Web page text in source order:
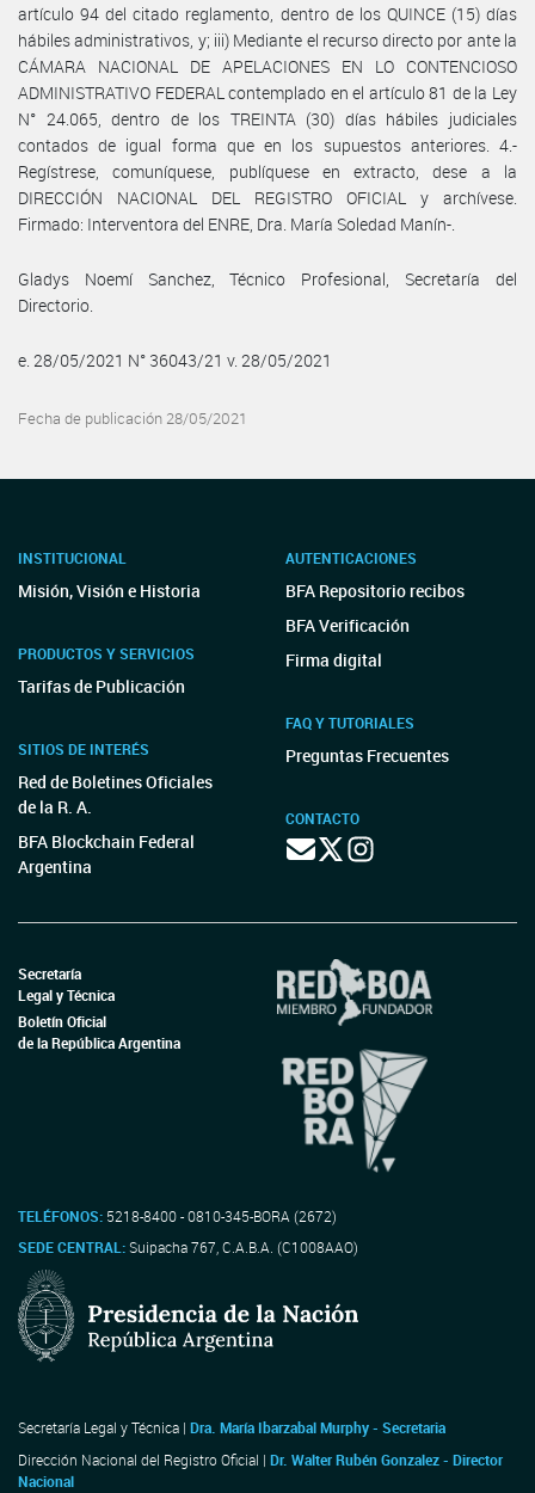
artículo 94 del citado reglamento, dentro de los QUINCE (15) días
hábiles administrativos, y; iii) Mediante el recurso directo por ante la
CÁMARA NACIONAL DE APELACIONES EN LO CONTENCIOSO
ADMINISTRATIVO FEDERAL contemplado en el artículo 81 de la Ley
N° 24.065, dentro de los TREINTA (30) días hábiles judiciales
contados de igual forma que en los supuestos anteriores. 4.-
Regístrese, comuníquese, publíquese en extracto, dese a la
DIRECCIÓN NACIONAL DEL REGISTRO OFICIAL y archívese.
Firmado: Interventora del ENRE, Dra. María Soledad Manín-.
Gladys Noemí Sanchez, Técnico Profesional, Secretaría del
Directorio.
e. 28/05/2021 N° 36043/21 v. 28/05/2021
Fecha de publicación 28/05/2021
INSTITUCIONAL
Misión, Visión e Historia
PRODUCTOS Y SERVICIOS
Tarifas de Publicación
SITIOS DE INTERÉS
Red de Boletines Oficiales
de la R. A.
BFA Blockchain Federal
Argentina
AUTENTICACIONES
BFA Repositorio recibos
BFA Verificación
Firma digital
FAQ Y TUTORIALES
Preguntas Frecuentes
CONTACTO
Secretaría
Legal y Técnica
Boletín Oficial
de la República Argentina
TELÉFONOS: 5218-8400 - 0810-345-BORA (2672)
SEDE CENTRAL:Suipacha 767, C.A.B.A. (C1008AAO)
Secretaría Legal y Técnica | Dra. María Ibarzabal Murphy - Secretaria
Dirección Nacional del Registro Oficial | Dr. Walter Rubén Gonzalez - Director
Nacional